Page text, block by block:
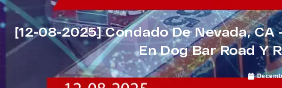
[12-08-2025] Condado De Nevada,
En Dog Bar Road Y